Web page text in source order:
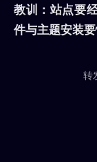
教训：站点要
件与主题安装要
转